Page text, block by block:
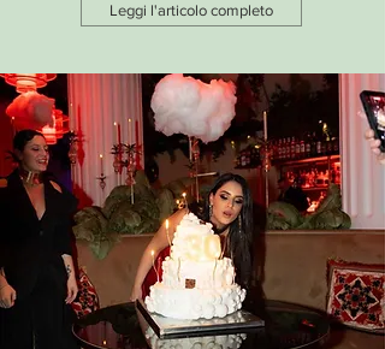
Leggi l'articolo completo